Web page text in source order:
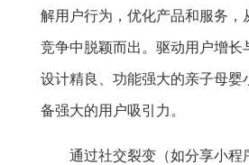
解用户行为，优化产品和服务，
竞争中脱颖而出。驱动用户增长
设计精良、功能强大的亲子母婴
备强大的用户吸引力。
通过社交裂变（如分享小程